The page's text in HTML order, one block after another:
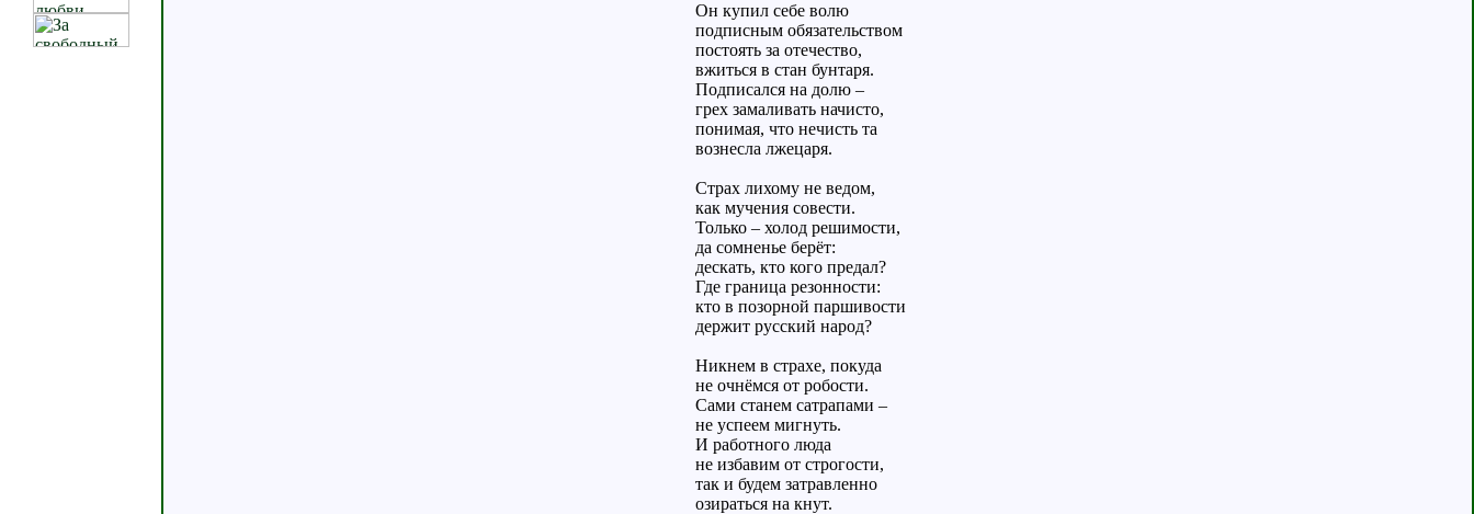
Он купил себе волю
подписным обязательством
постоять за отечество,
вжиться в стан бунтаря.
Подписался на долю –
грех замаливать начисто,
понимая, что нечисть та
вознесла лжецаря.
Страх лихому не ведом,
как мучения совести.
Только – холод решимости,
да сомненье берёт:
дескать, кто кого предал?
Где граница резонности:
кто в позорной паршивости
держит русский народ?
Никнем в страхе, покуда
не очнёмся от робости.
Сами станем сатрапами –
не успеем мигнуть.
И работного люда
не избавим от строгости,
так и будем затравленно
озираться на кнут.